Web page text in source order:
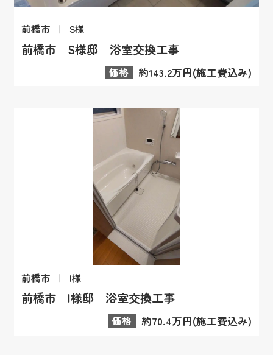
前橋市 S様
前橋市 S様邸 浴室交換工事
価格 約143.2万円(施工費込み)
前橋市 I様
前橋市 I様邸 浴室交換工事
価格 約70.4万円(施工費込み)